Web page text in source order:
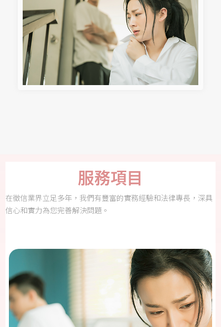
服務項目
在徵信業界立足多年，我們有豐富的實務經驗和法律專長，深具
信心和實力為您完善解決問題。
兩岸直航，更加方便包二奶抓姦的辦事
效率
這幾十年來，兩岸關係已經沒有半個世紀前的緊張了，兩岸關
係也是因為工商結構更加往來頻繁，甚至航班上都有所謂直飛
的航班了，兩岸往返時間縮短，台商夫妻相處時間也隨之變
多，根據大愛台南市徵信社調查發現，會偷吃的還是會偷吃，
不過因為直航的關係，光是農曆年前後，台灣大老婆委託的徵
More